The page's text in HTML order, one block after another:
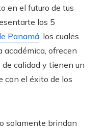
en el futuro de tus
los 5
Panamá , los cuales
académica, ofrecen
de calidad y tienen un
con el éxito de los
solamente brindan